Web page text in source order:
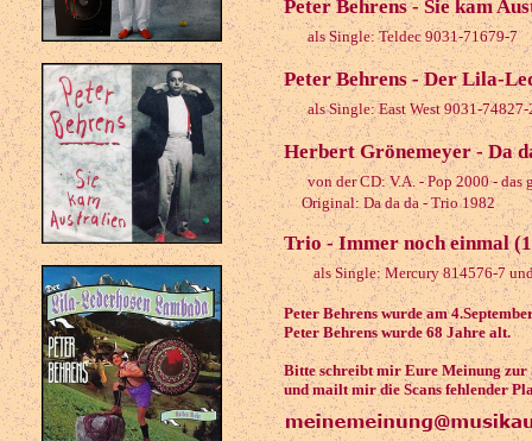
Peter Behrens - Sie kam
als Single: Teldec 9031-71679-7
Peter Behrens - Der Lila-
als Single: East West 9031-74827-
Herbert Grönemeyer - Da
von der CD: V.A. - Pop 2000 - das
Original: Da da da - Trio 1982
Trio - Immer noch einmal
als Single: Mercury 814576-7
Peter Behrens wurde am
Peter Behrens wurde 68 Jahre alt.
Bitte schreibt mir Eure Meinung zur
und mailt mir die Scans fehlender